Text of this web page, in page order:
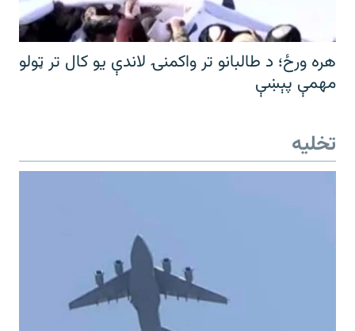
هره ورځ؛ د طالبانو تر واکمنۍ لاندې یو کال تر ټولو
مهمې پېښې
تخلیه